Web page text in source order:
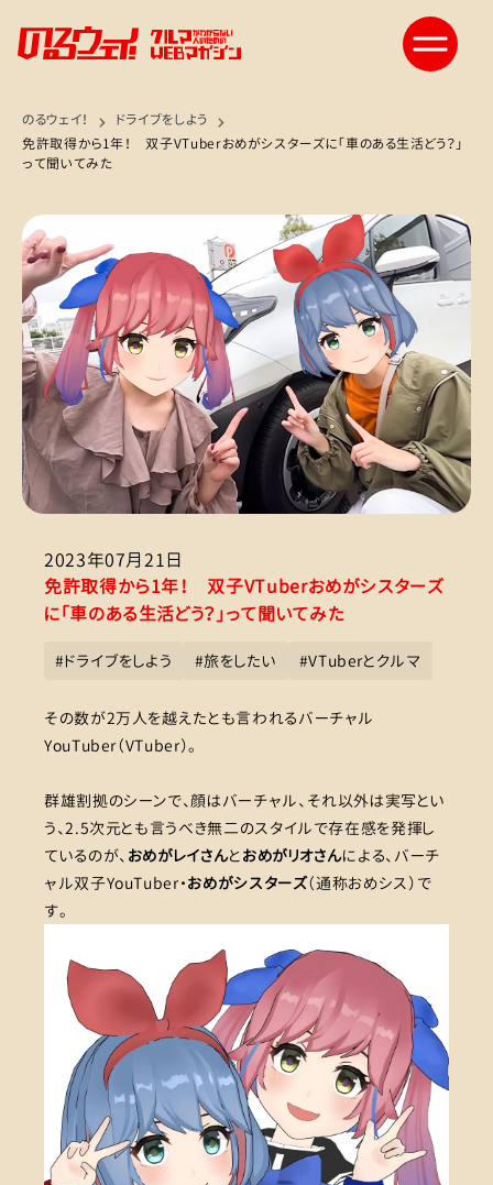
のるウェイ！
ドライブをしよう
免許取得から1年！ 双子VTuberおめがシスターズに「車のある生活どう？」
って聞いてみた
2023年07月21日
免許取得から1年！ 双子VTuberおめがシスターズ
に「車のある生活どう？」って聞いてみた
#ドライブをしよう #旅をしたい #VTuberとクルマ
その数が2万人を越えたとも言われるバーチャル
YouTuber（VTuber）。
群雄割拠のシーンで、顔はバーチャル、それ以外は実写とい
う、2.5次元とも言うべき無二のスタイルで存在感を発揮し
ているのが、 おめがレイさんとおめがリオさんによる、バーチ
ャル双子YouTuber・おめがシスターズ（通称おめシス）で
す。